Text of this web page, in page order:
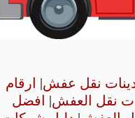
دينات نقل عفش| ارقام
نقل العفش| افضل